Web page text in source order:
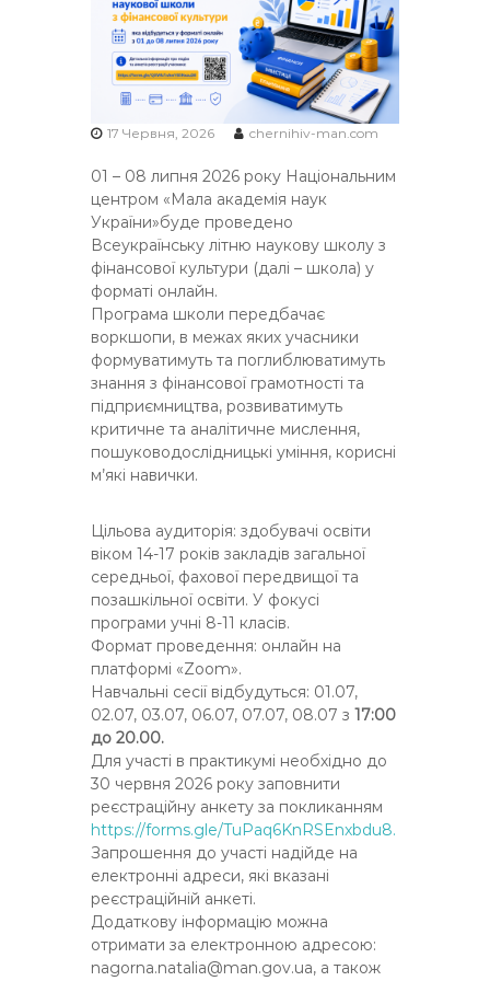
Ч
Н
І
В
С
К
О
Ї
М
О
Л
О
Д
І
17 Червня, 2026 chernihiv-man.com
01 – 08 липня 2026 року Національним
центром «Мала академія наук
України»буде проведено
Всеукраїнську літню наукову школу з
фінансової культури (далі – школа) у
форматі онлайн.
Програма школи передбачає
воркшопи, в межах яких учасники
формуватимуть та поглиблюватимуть
знання з фінансової грамотності та
підприємництва, розвиватимуть
критичне та аналітичне мислення,
пошуководослідницькі уміння, корисні
м’які навички.
Цільова аудиторія: здобувачі освіти
віком 14-17 років закладів загальної
середньої, фахової передвищої та
позашкільної освіти. У фокусі
програми учні 8-11 класів.
Формат проведення: онлайн на
платформі «Zoom».
Навчальні сесії відбудуться: 01.07,
02.07, 03.07, 06.07, 07.07, 08.07 з17:00
до 20.00.
Для участі в практикумі необхідно до
30 червня 2026 року заповнити
реєстраційну анкету за покликанням
https://forms.gle/TuPaq6KnRSEnxbdu8.
Запрошення до участі надійде на
електронні адреси, які вказані
реєстраційній анкеті.
Додаткову інформацію можна
отримати за електронною адресою:
nagorna.natalia@man.gov.ua, а також